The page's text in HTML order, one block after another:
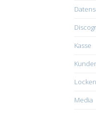
Kasse
Media